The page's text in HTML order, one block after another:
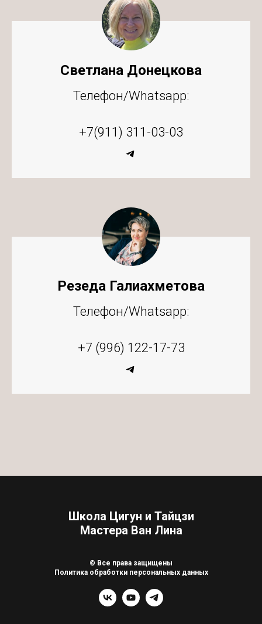
Светлана Донецкова
Телефон/Whatsapp:
+7(911) 311-03-03
Резеда Галиахметова
Телефон/Whatsapp:
+7 (996) 122-17-73
Школа Цигун и Тайцзи
Мастера Ван Лина
© Все права защищены
Политика обработки персональных данных